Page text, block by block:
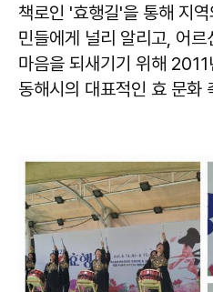
책로인 '효행길'을 통해 지
민들에게 널리 알리고, 어르
마음을 되새기기 위해
동해시의 대표적인 효 문화